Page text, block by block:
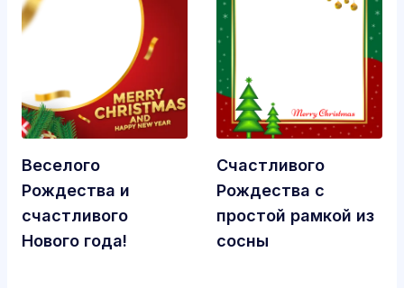
Веселого
Рождества и
счастливого
Нового года!
Счастливого
Рождества с
простой рамкой из
сосны